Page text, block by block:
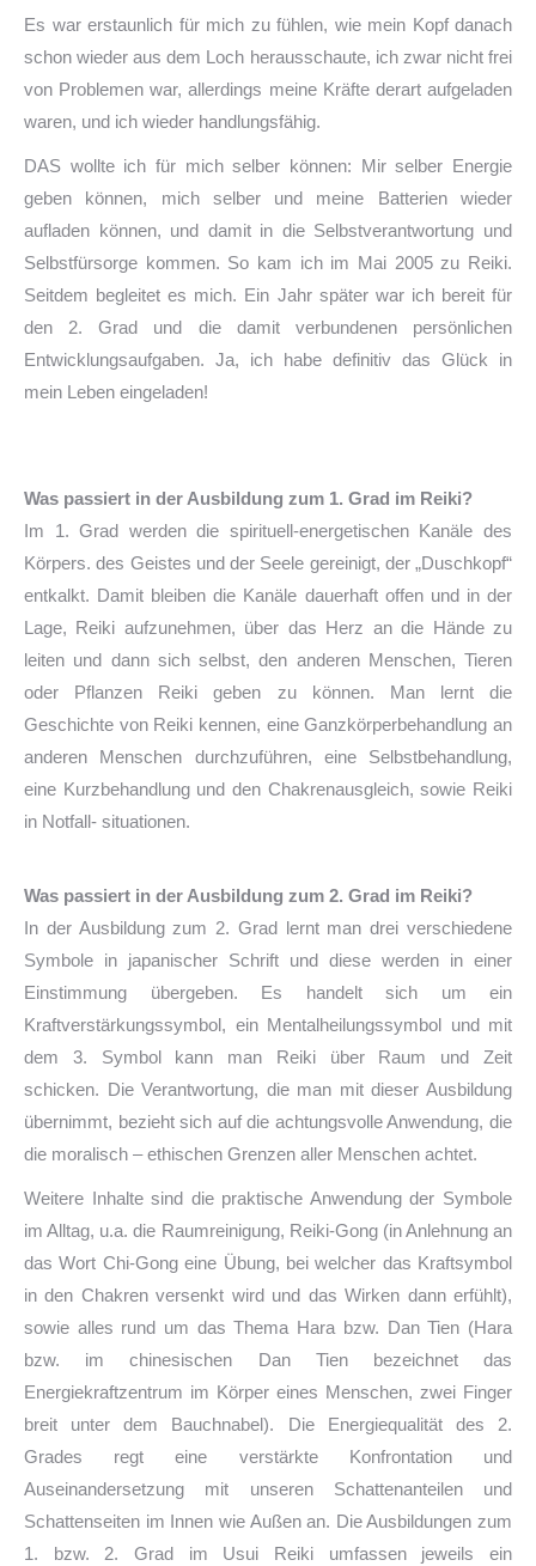
Es war erstaunlich für mich zu fühlen, wie mein Kopf danach
schon wieder aus dem Loch herausschaute, ich zwar nicht frei
von Problemen war, allerdings meine Kräfte derart aufgeladen
waren, und ich wieder handlungsfähig.
DAS wollte ich für mich selber können: Mir selber Energie
geben können, mich selber und meine Batterien wieder
aufladen können, und damit in die Selbstverantwortung und
Selbstfürsorge kommen. So kam ich im Mai 2005 zu Reiki.
Seitdem begleitet es mich. Ein Jahr später war ich bereit für
den 2. Grad und die damit verbundenen persönlichen
Entwicklungsaufgaben. Ja, ich habe definitiv das Glück in
mein Leben eingeladen!
Was passiert in der Ausbildung zum 1. Grad im Reiki?
Im 1. Grad werden die spirituell-energetischen Kanäle des
Körpers. des Geistes und der Seele gereinigt, der „Duschkopf“
entkalkt. Damit bleiben die Kanäle dauerhaft offen und in der
Lage, Reiki aufzunehmen, über das Herz an die Hände zu
leiten und dann sich selbst, den anderen Menschen, Tieren
oder Pflanzen Reiki geben zu können. Man lernt die
Geschichte von Reiki kennen, eine Ganzkörperbehandlung an
anderen Menschen durchzuführen, eine Selbstbehandlung,
eine Kurzbehandlung und den Chakrenausgleich, sowie Reiki
in Notfall- situationen.
Was passiert in der Ausbildung zum 2. Grad im Reiki?
In der Ausbildung zum 2. Grad lernt man drei verschiedene
Symbole in japanischer Schrift und diese werden in einer
Einstimmung übergeben. Es handelt sich um ein
Kraftverstärkungssymbol, ein Mentalheilungssymbol und mit
dem 3. Symbol kann man Reiki über Raum und Zeit
schicken. Die Verantwortung, die man mit dieser Ausbildung
übernimmt, bezieht sich auf die achtungsvolle Anwendung, die
die moralisch – ethischen Grenzen aller Menschen achtet.
Weitere Inhalte sind die praktische Anwendung der Symbole
im Alltag, u.a. die Raumreinigung, Reiki-Gong (in Anlehnung an
das Wort Chi-Gong eine Übung, bei welcher das Kraftsymbol
in den Chakren versenkt wird und das Wirken dann erfühlt),
sowie alles rund um das Thema Hara bzw. Dan Tien (Hara
bzw. im chinesischen Dan Tien bezeichnet das
Energiekraftzentrum im Körper eines Menschen, zwei Finger
breit unter dem Bauchnabel). Die Energiequalität des 2.
Grades regt eine verstärkte Konfrontation und
Auseinandersetzung mit unseren Schattenanteilen und
Schattenseiten im Innen wie Außen an. Die Ausbildungen zum
1. bzw. 2. Grad im Usui Reiki umfassen jeweils ein